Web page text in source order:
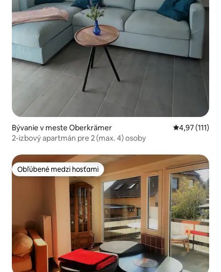
Bývanie v meste Oberkrämer Priemerné
4,97 (111)
2-izbový apartmán pre 2 (max. 4) osoby
Obľúbené medzi hosťami
Obľúbené medzi hosťami